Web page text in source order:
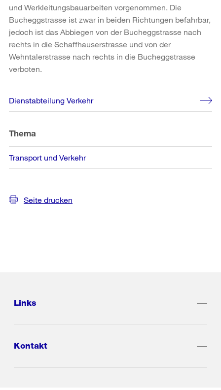
und Werkleitungsbauarbeiten vorgenommen. Die
Bucheggstrasse ist zwar in beiden Richtungen befahrbar,
jedoch ist das Abbiegen von der Bucheggstrasse nach
rechts in die Schaffhauserstrasse und von der
Wehntalerstrasse nach rechts in die Bucheggstrasse
verboten.
Weitere
Informationen
Dienstabteilung Verkehr
Thema
Transport und Verkehr
Seite drucken
Links
Kontakt